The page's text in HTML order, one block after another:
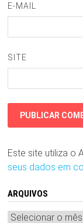
E-MAIL
SITE
Este site utiliza o
seus dados em
ARQUIVOS
Arquivos